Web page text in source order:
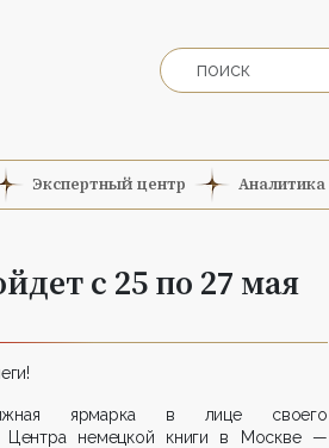
Экспертный центр Аналитика
с 25 по 27 мая
ярмарка в лице своего
Центра немецкой книги в Москве —